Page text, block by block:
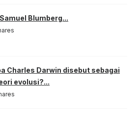
Blumberg...
Charles Darwin disebut sebagai
evolusi?...